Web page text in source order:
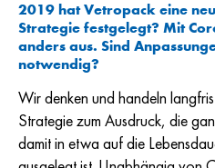
2019 hat Vetropack eine
Strategie festgelegt? Mit
anders aus. Sind
notwendig?
Wir denken und handeln
Strategie zum Ausdruck, die
damit in etwa auf die